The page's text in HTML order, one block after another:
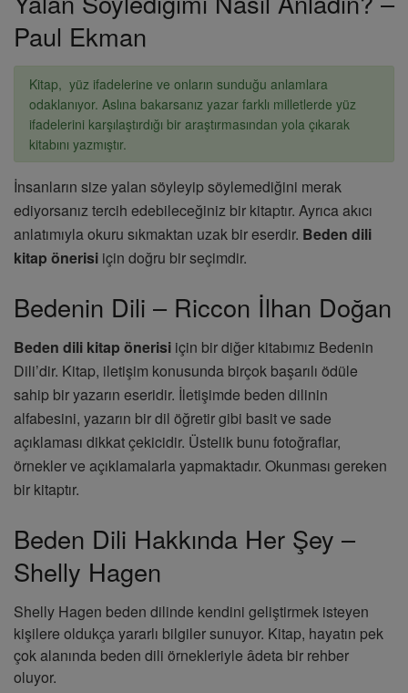
Paul Ekman
Kitap, yüz ifadelerine ve onların sunduğu anlamlara
odaklanıyor. Aslına bakarsanız yazar farklı milletlerde yüz
ifadelerini karşılaştırdığı bir araştırmasından yola çıkarak
kitabını yazmıştır.
İnsanların size yalan söyleyip söylemediğini merak
ediyorsanız tercih edebileceğiniz bir kitaptır. Ayrıca akıcı
anlatımıyla okuru sıkmaktan uzak bir eserdir. Beden dili
kitap önerisi için doğru bir seçimdir.
Bedenin Dili – Riccon İlhan Doğan
Beden dili kitap önerisi için bir diğer kitabımız Bedenin
Dili’dir. Kitap, iletişim konusunda birçok başarılı ödüle
sahip bir yazarın eseridir. İletişimde beden dilinin
alfabesini, yazarın bir dil öğretir gibi basit ve sade
açıklaması dikkat çekicidir. Üstelik bunu fotoğraflar,
örnekler ve açıklamalarla yapmaktadır. Okunması gereken
bir kitaptır.
Beden Dili Hakkında Her Şey –
Shelly Hagen
Shelly Hagen beden dilinde kendini geliştirmek isteyen
kişilere oldukça yararlı bilgiler sunuyor. Kitap, hayatın pek
çok alanında beden dili örnekleriyle âdeta bir rehber
oluyor.